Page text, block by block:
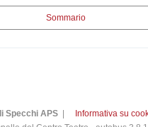
Sommario
Specchi APS|
Informativa su